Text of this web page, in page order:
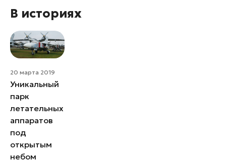
В историях
20 марта 2019
Уникальный
парк
летательных
аппаратов
под
открытым
небом